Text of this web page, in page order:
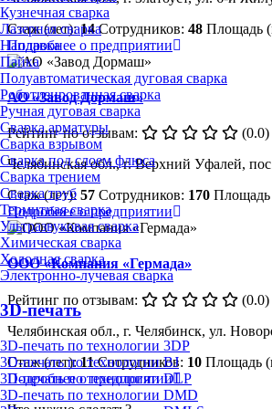
Кузнечная сварка
Лазерная сварка
Наплавка
Пайка
Полуавтоматическая дуговая сварка
Роботизированная сварка
Ручная дуговая сварка
Сварка арматуры
Сварка взрывом
Сварка под слоем флюса
Сварка трением
Сварка труб
Термитная сварка
Ультразвуковая сварка
Химическая сварка
Холодная сварка
Электронно-лучевая сварка
3D-печать
3D-печать по технологии 3DP
3D-печать по технологии BJ
3D-печать по технологии DLP
3D-печать по технологии DMD
Стаж (лет):14 Сотрудников: 48 Площадь
Подробнее о предприятии
АО «Завод Дормаш»
Рейтинг по отзывам:
(0.0)
Челябинская обл., г. Верхний Уфалей,
Стаж (лет): 57 Сотрудников: 170 Площадь
Подробнее о предприятии
ООО «Компания «Гермада»
Рейтинг по отзывам:
(0.0)
Челябинская обл., г. Челябинск, ул.
Стаж (лет):11 Сотрудников: 10 Площадь
Подробнее о предприятии